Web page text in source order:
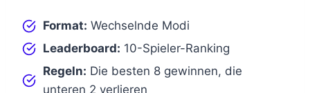
Format: Wechselnde Modi
Leaderboard: 10-Spieler-Ranking
Regeln: Die besten 8 gewinnen, die
unteren 2 verlieren